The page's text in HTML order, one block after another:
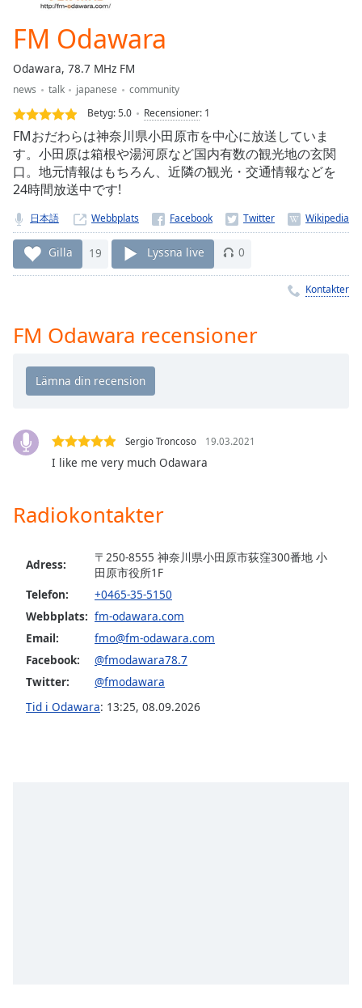
Current
Time 0:00
-:-
Loaded
0.00%
Stream
Type
LIVE
Seek to
live,
currently
live LIVE
Remaining
Time-
Playback
Rate
Chapters
Chapters
Descriptions
descriptions
subtitles
opens
subtitles
settings
subtitles
off,
selected
FM Odawara
Odawara, 78.7 MHz FM
news talk japanese
community
Betyg:5.0 Recensioner: 1
FMおだわらは神奈川県小田原市を中心に放送していま
す。小田原は箱根や湯河原など国内有数の観光地の玄関
口。地元情報はもちろん、近隣の観光・交通情報などを
24時間放送中です!
日本語 Webbplats
Gilla 19 Lyssna live 0
Kontakter
FM Odawara recensioner
Sergio Troncoso 19.03.2021
I like me very much Odawara
Radiokontakter
Adress:
〒250-8555 神奈川県小田原市荻窪300番地 小
田原市役所1F
Telefon:
+0465-35-5150
Webbplats: fm-odawara.com
Email:
fmo@fm-odawara.com
Facebook:
@fmodawara78.7
Twitter:
@fmodawara
Tid i Odawara: 13:25, 08.09.2026